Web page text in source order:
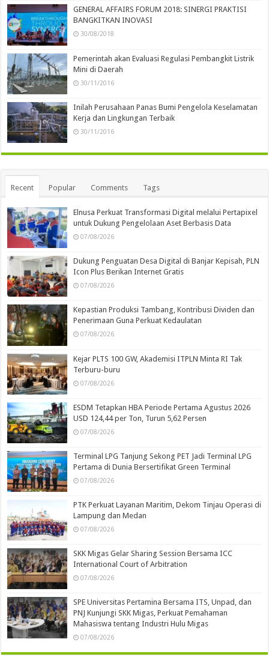
GENERAL AFFAIRS FORUM 2018: SINERGI PRAKTISI
BANGKITKAN INOVASI
30/08/2018
Pemerintah akan Evaluasi Regulasi Pembangkit Listrik
Mini di Daerah
30/11/2016
Inilah Perusahaan Panas Bumi Pengelola Keselamatan
Kerja dan Lingkungan Terbaik
30/11/2016
Recent Popular Comments Tags
Elnusa Perkuat Transformasi Digital melalui Pertapixel
untuk Dukung Pengelolaan Aset Berbasis Data
07/08/2026
Dukung Penguatan Desa Digital di Banjar Kepisah, PLN
Icon Plus Berikan Internet Gratis
07/08/2026
Kepastian Produksi Tambang, Kontribusi Dividen dan
Penerimaan Guna Perkuat Kedaulatan
07/08/2026
Kejar PLTS 100 GW, Akademisi ITPLN Minta RI Tak
Terburu-buru
07/08/2026
ESDM Tetapkan HBA Periode Pertama Agustus 2026
USD 124,44 per Ton, Turun 5,62 Persen
07/08/2026
Terminal LPG Tanjung Sekong PET Jadi Terminal LPG
Pertama di Dunia Bersertifikat Green Terminal
07/08/2026
PTK Perkuat Layanan Maritim, Dekom Tinjau Operasi di
Lampung dan Medan
07/08/2026
SKK Migas Gelar Sharing Session Bersama ICC
International Court of Arbitration
07/08/2026
SPE Universitas Pertamina Bersama ITS, Unpad, dan
PNJ Kunjungi SKK Migas, Perkuat Pemahaman
Mahasiswa tentang Industri Hulu Migas
07/08/2026